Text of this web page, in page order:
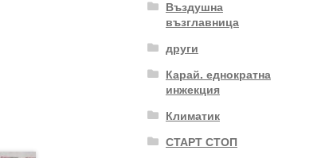
Въздушна
възглавница
други
Карай. еднократна
инжекция
Климатик
СТАРТ СТОП